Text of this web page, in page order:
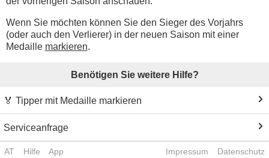
Wenn Sie möchten können Sie den Sieger des Vorjahrs
(oder auch den Verlierer) in der neuen Saison mit einer
Medaille markieren.
Benötigen Sie weitere Hilfe?
🏅 Tipper mit Medaille markieren
Serviceanfrage
AT Hilfe App Impressum Datenschutz